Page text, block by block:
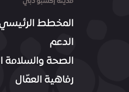
المخطط
الدعم
الصحة والسلامة
رفاهية العمّال